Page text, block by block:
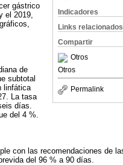
Indicadores
Links relacionados
Compartir
Otros
Otros
Permalink
gástrico
el 2019,
de
subtotal
linfática
La tasa
días.
del 4 %.
con las recomendaciones de
del 96 % a 90 días.